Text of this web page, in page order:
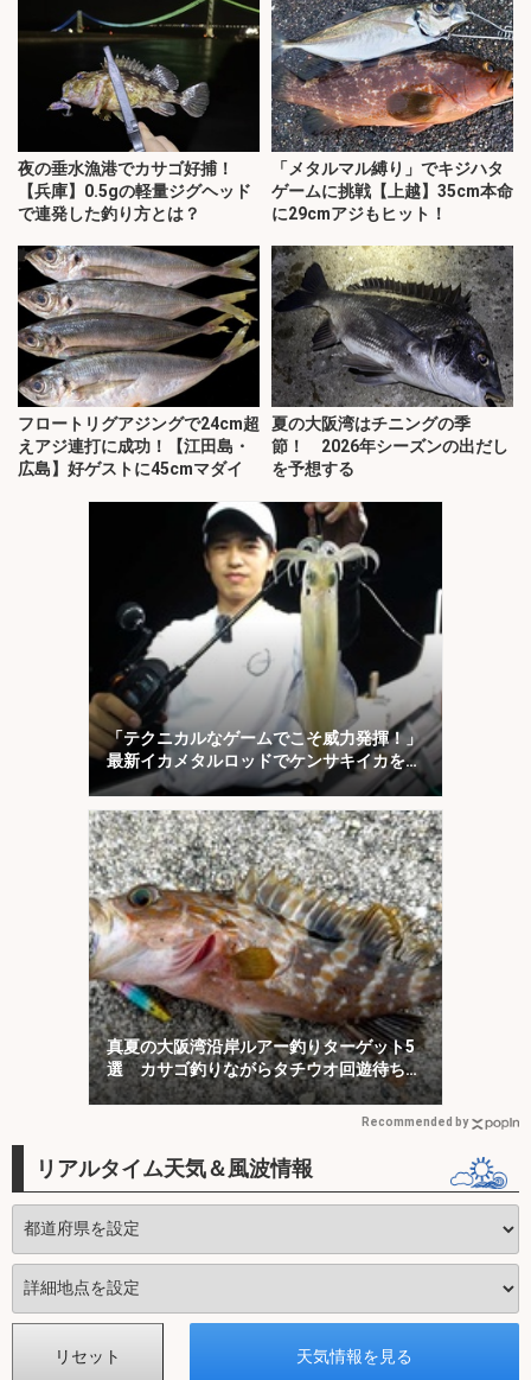
夜の垂水漁港でカサゴ好捕！
【兵庫】0.5gの軽量ジグヘッド
で連発した釣り方とは？
「メタルマル縛り」でキジハタ
ゲームに挑戦【上越】35cm本命
に29cmアジもヒット！
フロートリグアジングで24cm超
えアジ連打に成功！【江田島・
広島】好ゲストに45cmマダイ
夏の大阪湾はチニングの季
節！ 2026年シーズンの出だし
を予想する
「テクニカルなゲームでこそ威力発揮！」
最新イカメタルロッドでケンサキイカを攻
略【福井】
真夏の大阪湾沿岸ルアー釣りターゲット5
選 カサゴ釣りながらタチウオ回遊待ちが
オススメ？
Recommended by
リアルタイム天気＆風波情報